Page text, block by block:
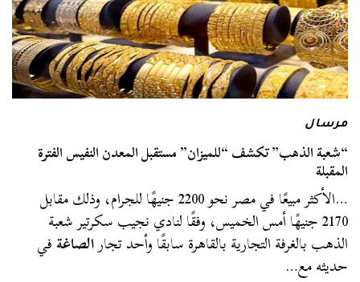
مرسال
“شعبة الذهب” تكشف “للميزان” مستقبل المعدن النفيس الفترة
المقبلة
…الأكثر مبيعًا في مصر نحو 2200 جنيهًا للجرام، وذلك مقابل
2170 جنيهًا أمس الخميس، وفقًا لنادي نجيب سكرتير شعبة
الذهب بالغرفة التجارية بالقاهرة سابقًا وأحد تجارالصاغةفي
حديثه مع…